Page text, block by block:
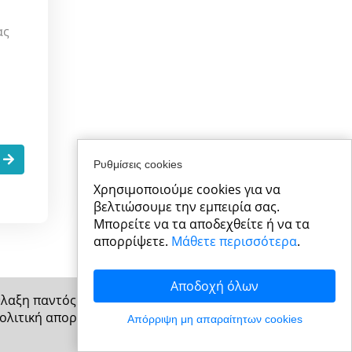
παντός δικαιώματος
απορρήτου
Ρυθμίσεις cookies
Χρησιμοποιούμε cookies για να
βελτιώσουμε την εμπειρία σας.
Μπορείτε να τα αποδεχθείτε ή να τα
απορρίψετε. Μάθετε περισσότερα.
Αποδοχή όλων
Απόρριψη μη απαραίτητων cookies